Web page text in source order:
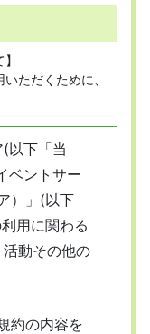
ただくために、
以下「当
ベントサー
）」(以下
用に関わる
動その他の
約の内容を